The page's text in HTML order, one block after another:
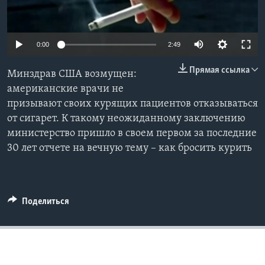
Языки
0:00 2:49
Прямая ссылка
Минздрав США возмущен:
американские врачи не
призывают своих курящих пациентов отказываться
от сигарет. К такому неожиданному заключению
министерство пришло в своем первом за последние
30 лет отчете на вечную тему – как бросить курить
Поделиться